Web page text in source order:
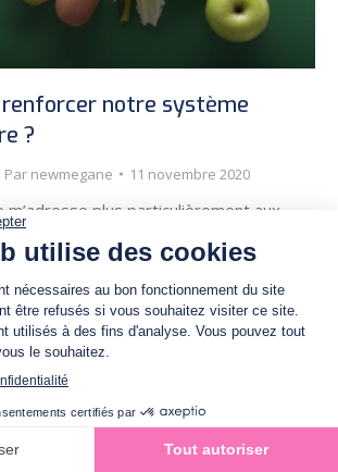
notre système
?
Par newmegane 11 novembre 2020
m’adresse plus particulièrement aux
des mesures de confinement
limiter la propagation du virus, je
également sur le renforcement
immunitaire pour mieux faire
contamination.